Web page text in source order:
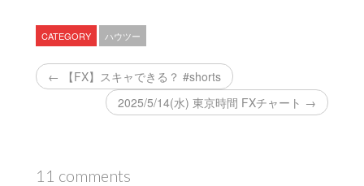
CATEGORY ハウツー
← 【FX】スキャできる？ #shorts
2025/5/14(水) 東京時間 FXチャート →
11 comments